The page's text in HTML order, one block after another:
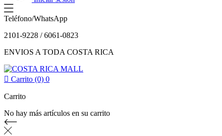
Teléfono/WhatsApp
2101-9228 / 6061-0823
ENVIOS A TODA COSTA RICA
 Carrito (0) 0
Carrito
No hay más artículos en su carrito